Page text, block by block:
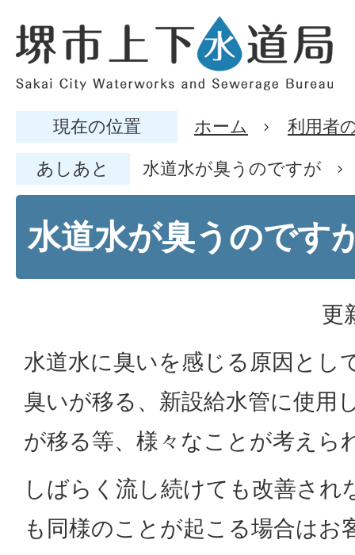
現在の位置 ホーム 利用者
あしあと 水道水が臭うのですが
水道水が臭うのです
更
水道水に臭いを感じる原因とし
臭いが移る、新設給水管に使用
が移る等、様々なことが考えら
しばらく流し続けても改善され
も同様のことが起こる場合はお